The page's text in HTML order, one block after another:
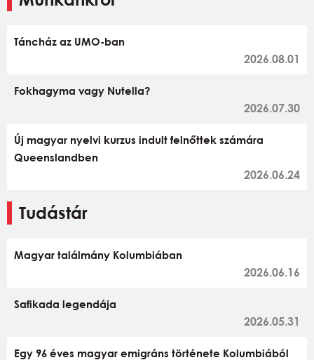
Táncház az UMO-ban
2026.08.01
Fokhagyma vagy Nutella?
2026.07.30
Új magyar nyelvi kurzus indult felnőttek számára
Queenslandben
2026.06.24
Tudástár
Magyar találmány Kolumbiában
2026.06.16
Safikada legendája
2026.05.31
Egy 96 éves magyar emigráns története Kolumbiából